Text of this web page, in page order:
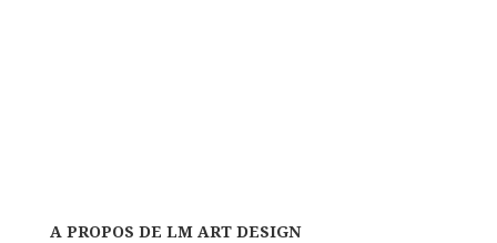
A PROPOS DE LM ART DESIGN